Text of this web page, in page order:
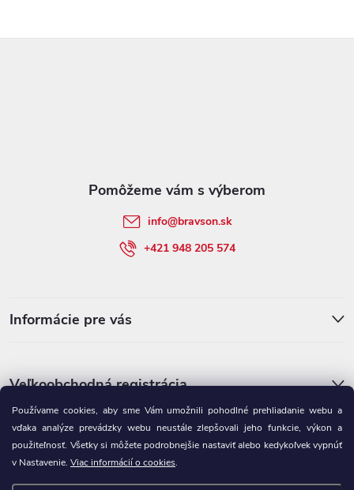
Používame cookies, aby sme Vám umožnili pohodlné prehliadanie webu a
vďaka analýze prevádzky webu neustále zlepšovali jeho funkcie, výkon a
použiteľnosť. Všetky si môžete podrobnejšie nastaviť alebo kedykoľvek vypnúť
v Nastavenie. Viac informácií o cookies.
info@bravson.sk
+421 948 205 574
Informácie pre vás
Veľkoobchodná registrácia